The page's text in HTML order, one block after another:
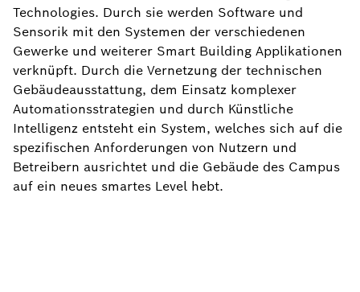
Technologies. Durch sie werden Software und
Sensorik mit den Systemen der verschiedenen
Gewerke und weiterer Smart Building Applikationen
verknüpft. Durch die Vernetzung der technischen
Gebäudeausstattung, dem Einsatz komplexer
Automationsstrategien und durch Künstliche
Intelligenz entsteht ein System, welches sich auf die
spezifischen Anforderungen von Nutzern und
Betreibern ausrichtet und die Gebäude des Campus
auf ein neues smartes Level hebt.